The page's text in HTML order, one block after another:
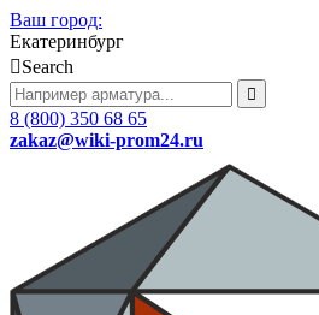
Ваш город:
Екатеринбург
Search
8 (800) 350 68 65
zakaz@wiki-prom24.ru